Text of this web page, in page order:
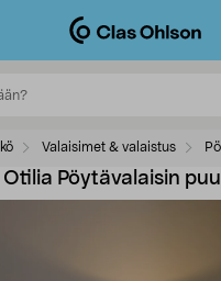
Valaisimet & valaistus
Pöytävalaisin